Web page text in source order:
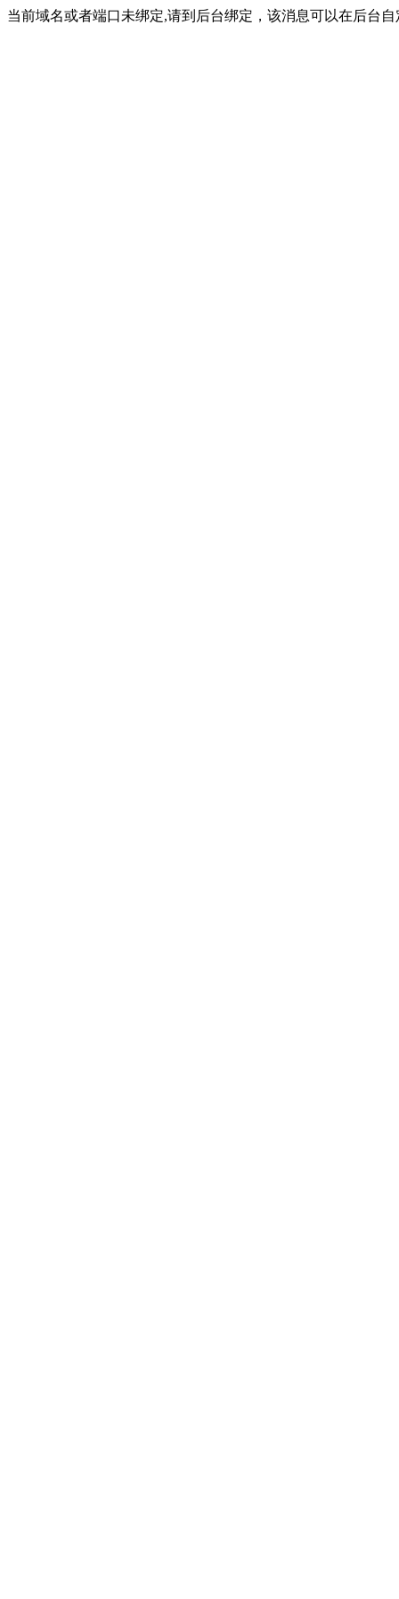
当前域名或者端口未绑定,请到后台绑定，该消息可以在后台自